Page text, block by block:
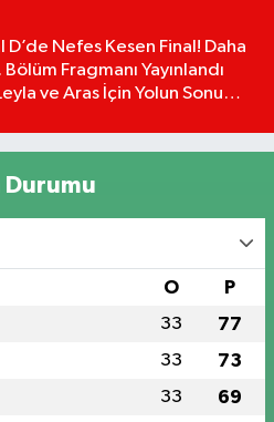
D’de Nefes Kesen Final! Daha
Bölüm Fragmanı Yayınlandı
ve Aras İçin Yolun Sonu
Durumu
O P
33 77
33 73
33 69